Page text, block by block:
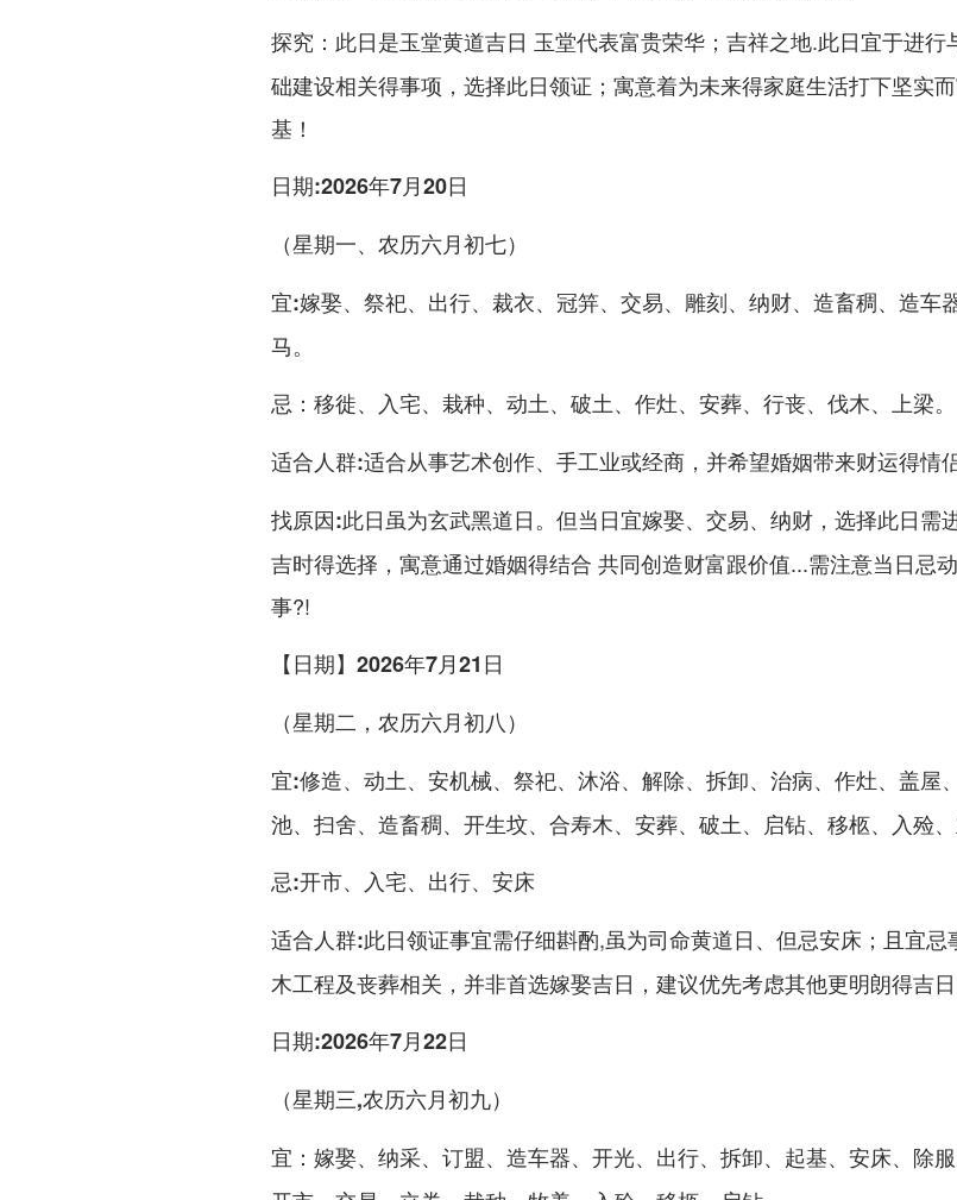
探究： 此日是玉堂黄道吉日 玉堂代表富贵荣华；吉祥之地.此日宜于进行
础建设相关得事项，选择此日领证；寓意着为未来得家庭生活打下坚实
基！
日期:2026年7月20日
（星期一、农历六月初七）
宜:嫁娶、祭祀、出行、裁衣、冠笄、交易、雕刻、纳财、造畜稠、造车
马。
忌： 移徙、入宅、栽种、动土、破土、作灶、安葬、行丧、伐木、上梁。
适合人群:适合从事艺术创作、手工业或经商，并希望婚姻带来财运得情侣
找原因:此日虽为玄武黑道日。但当日宜嫁娶、交易、纳财，选择此日需
吉时得选择，寓意通过婚姻得结合 共同创造财富跟价值...需注意当日忌
事?!
【日期】2026年7月21日
（星期二，农历六月初八）
宜:修造、动土、安机械、祭祀、沐浴、解除、拆卸、治病、作灶、盖屋
池、扫舍、造畜稠、开生坟、合寿木、安葬、破土、启钻、移柩、入殓、
忌:开市、入宅、出行、安床
适合人群:此日领证事宜需仔细斟酌,虽为司命黄道日、但忌安床；且宜忌
木工程及丧葬相关，并非首选嫁娶吉日，建议优先考虑其他更明朗得吉日
日期:2026年7月22日
（星期三,农历六月初九）
宜： 嫁娶、纳采、订盟、造车器、开光、出行、拆卸、起基、安床、除服